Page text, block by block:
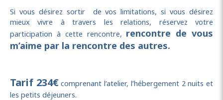
Si vous désirez sortir de vos limitations, si vous désirez
mieux vivre à travers les relations, réservez votre
participation à cette rencontre, rencontre de vous
m’aime par la rencontre des autres.
Tarif 234€comprenant l’atelier, l’hébergement 2 nuits et
les petits déjeuners.